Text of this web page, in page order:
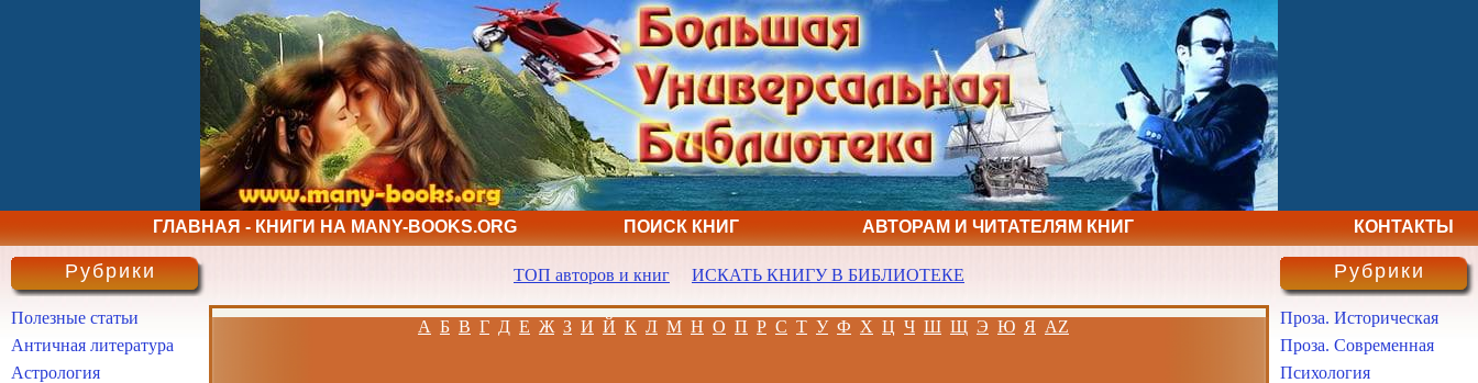
ГЛАВНАЯ - КНИГИ НА MANY-BOOKS.ORG ПОИСК КНИГ АВТОРАМ И ЧИТАТЕЛЯМ КНИГ КОНТАКТЫ
ТОП авторов и книг ИСКАТЬ КНИГУ В БИБЛИОТЕКЕ
А Б В Г Д Е Ж З И Й К Л М Н О П Р С Т У Ф Х Ц Ч Ш Щ Э Ю Я AZ
Рубрики
Полезные статьи
Античная литература
Астрология
Рубрики
Проза. Историческая
Проза. Современная
Психология